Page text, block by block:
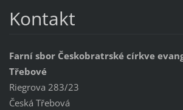
Kontakt
Farní sbor Českobratrské církve
Třebové
Riegrova 283/23
Česká Třebová